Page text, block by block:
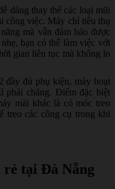
dàng thay thế các loại mũi
công việc. Máy chỉ tiêu thụ
mà vẫn đảm bảo được
bạn có thể làm việc với
gian liên tục mà không lo
đầy đủ phụ kiện, máy hoạt
phải chăng. Điểm đặc biệt
mài khác là có móc treo
treo các công cụ trong khi
rẻ tại Đà Nẵng